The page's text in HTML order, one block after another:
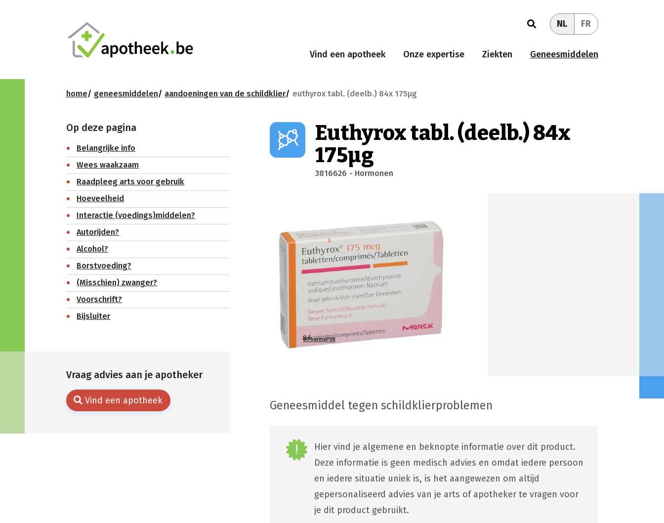
NL FR
Vind een apotheek Onze expertise Ziekten Geneesmiddelen
home geneesmiddelen aandoeningen van de schildklier euthyrox tabl. (deelb.) 84x 175µg
Vraag advies aan je apotheker
Vind een apotheek
Op deze pagina
Belangrijke info
Wees waakzaam
Raadpleeg arts voor gebruik
Hoeveelheid
Interactie (voedings)middelen?
Autorijden?
Alcohol?
Borstvoeding?
(Misschien) zwanger?
Voorschrift?
Bijsluiter
Euthyrox tabl. (deelb.) 84x
175µg
3816626 - Hormonen
©PharmaPIM
Geneesmiddel tegen schildklierproblemen
Hier vind je algemene en beknopte informatie over dit product.
Deze informatie is geen medisch advies en omdat iedere persoon
en iedere situatie uniek is, is het aangewezen om altijd
gepersonaliseerd advies van je arts of apotheker te vragen voor
je dit product gebruikt.